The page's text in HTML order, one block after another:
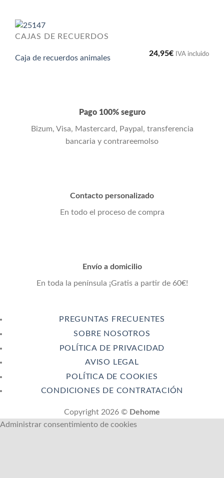
CAJAS DE RECUERDOS
Caja de recuerdos animales
24,95€ IVA incluido
Pago 100% seguro
Bizum, Visa, Mastercard, Paypal, transferencia
bancaria y contrareemolso
Contacto personalizado
En todo el proceso de compra
Envío a domicilio
En toda la península ¡Gratis a partir de 60€!
PREGUNTAS FRECUENTES
SOBRE NOSOTROS
POLÍTICA DE PRIVACIDAD
AVISO LEGAL
POLÍTICA DE COOKIES
CONDICIONES DE CONTRATACIÓN
Copyright 2026 © Dehome
Administrar consentimiento de cookies